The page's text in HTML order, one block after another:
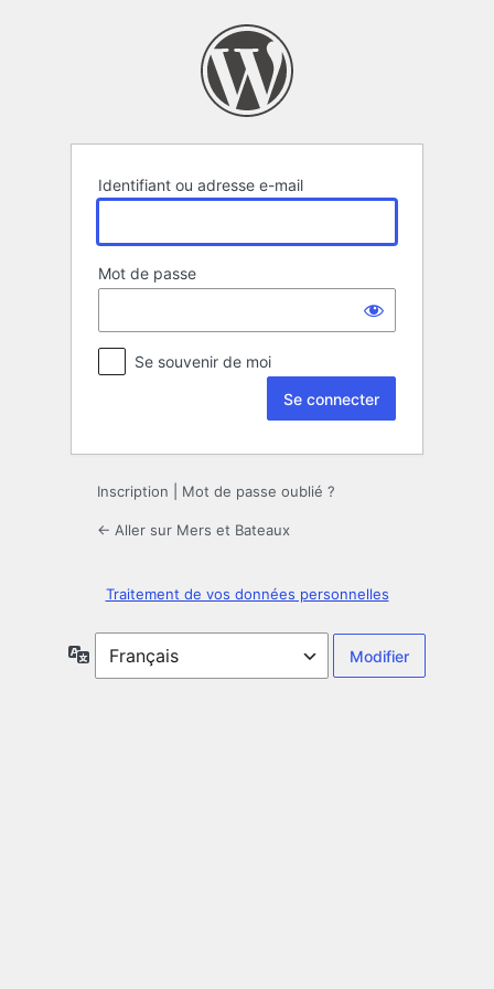
Identifiant ou adresse e-mail
Mot de passe
Se souvenir de moi
Inscription Mot de passe oublié ?
← Aller sur Mers et Bateaux
Traitement de vos données personnelles
Langue